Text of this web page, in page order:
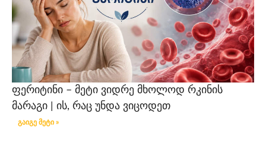
ფერიტინი – მეტი ვიდრე მხოლოდ რკინის
მარაგი | ის, რაც უნდა ვიცოდეთ
გაიგე მეტი »